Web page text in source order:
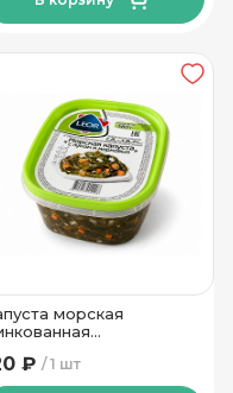
морская
ТМ Леор 380 гр
1 шт
₽